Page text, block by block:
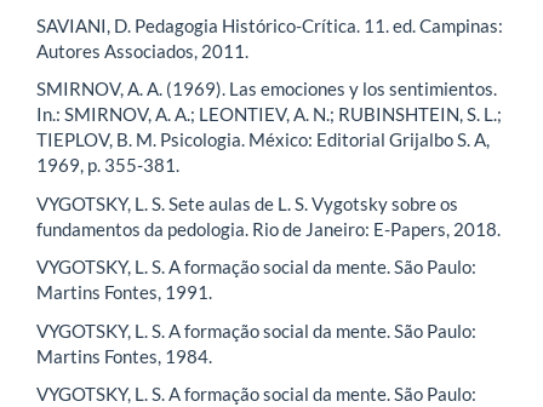
SAVIANI, D. Pedagogia Histórico-Crítica. 11. ed. Campinas:
Autores Associados, 2011.
SMIRNOV, A. A. (1969). Las emociones y los sentimientos.
In.: SMIRNOV, A. A.; LEONTIEV, A. N.; RUBINSHTEIN, S. L.;
TIEPLOV, B. M. Psicologia. México: Editorial Grijalbo S. A,
1969, p. 355-381.
VYGOTSKY, L. S. Sete aulas de L. S. Vygotsky sobre os
fundamentos da pedologia. Rio de Janeiro: E-Papers, 2018.
VYGOTSKY, L. S. A formação social da mente. São Paulo:
Martins Fontes, 1991.
VYGOTSKY, L. S. A formação social da mente. São Paulo:
Martins Fontes, 1984.
VYGOTSKY, L. S. A formação social da mente. São Paulo: